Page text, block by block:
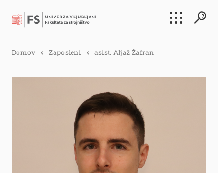
Išči
Domov Zaposleni asist. Aljaž Žafran